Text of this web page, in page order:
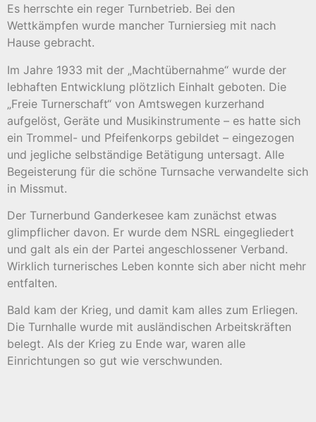
Es herrschte ein reger Turnbetrieb. Bei den
Wettkämpfen wurde mancher Turniersieg mit nach
Hause gebracht.
Im Jahre 1933 mit der „Machtübernahme“ wurde der
lebhaften Entwicklung plötzlich Einhalt geboten. Die
„Freie Turnerschaft“ von Amtswegen kurzerhand
aufgelöst, Geräte und Musikinstrumente – es hatte sich
ein Trommel- und Pfeifenkorps gebildet – eingezogen
und jegliche selbständige Betätigung untersagt. Alle
Begeisterung für die schöne Turnsache verwandelte sich
in Missmut.
Der Turnerbund Ganderkesee kam zunächst etwas
glimpflicher davon. Er wurde dem NSRL eingegliedert
und galt als ein der Partei angeschlossener Verband.
Wirklich turnerisches Leben konnte sich aber nicht mehr
entfalten.
Bald kam der Krieg, und damit kam alles zum Erliegen.
Die Turnhalle wurde mit ausländischen Arbeitskräften
belegt. Als der Krieg zu Ende war, waren alle
Einrichtungen so gut wie verschwunden.